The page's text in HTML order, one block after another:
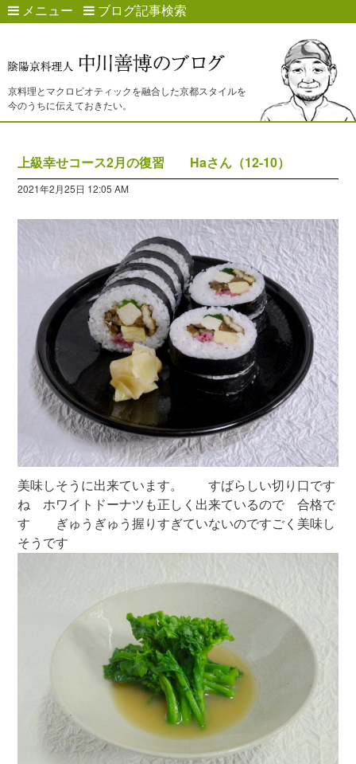
メニュー ブログ記事検索
京料理とマクロビオティックを融合した京都スタイルを
今のうちに伝えておきたい。
上級幸せコース2月の復習 Haさん（12-10）
2021年2月25日 12:05 AM
美味しそうに出来ています。 すばらしい切り口です
ね ホワイトドーナツも正しく出来ているので 合格で
す ぎゅうぎゅう握りすぎていないのですごく美味し
そうです